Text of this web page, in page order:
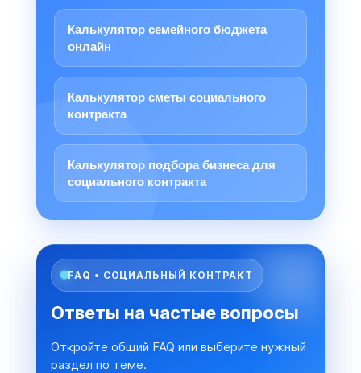
Калькулятор семейного бюджета
онлайн
Калькулятор сметы социального
контракта
Калькулятор подбора бизнеса для
социального контракта
FAQ • СОЦИАЛЬНЫЙ КОНТРАКТ
Ответы на частые вопросы
Откройте общий FAQ или выберите нужный
раздел по теме.